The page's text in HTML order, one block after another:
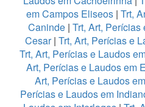
em Campos Eliseos | Trt,
Caninde | Trt, Art,
Cesar| Trt, Art, Perícias e
Trt, Art, Perícias e Laudos
Art, Perícias e Laudos em
Art, Perícias e Laudos
Perícias e Laudos em